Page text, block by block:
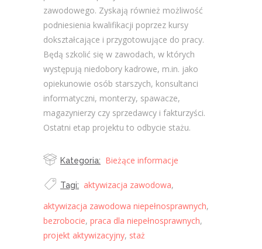
zawodowego. Zyskają również możliwość
podniesienia kwalifikacji poprzez kursy
dokształcające i przygotowujące do pracy.
Będą szkolić się w zawodach, w których
występują niedobory kadrowe, m.in. jako
opiekunowie osób starszych, konsultanci
informatyczni, monterzy, spawacze,
magazynierzy czy sprzedawcy i fakturzyści.
Ostatni etap projektu to odbycie stażu.
Kategoria: Bieżące informacje
Tagi: aktywizacja zawodowa,
aktywizacja zawodowa niepełnosprawnych,
bezrobocie, praca dla niepełnosprawnych,
projekt aktywizacyjny, staż